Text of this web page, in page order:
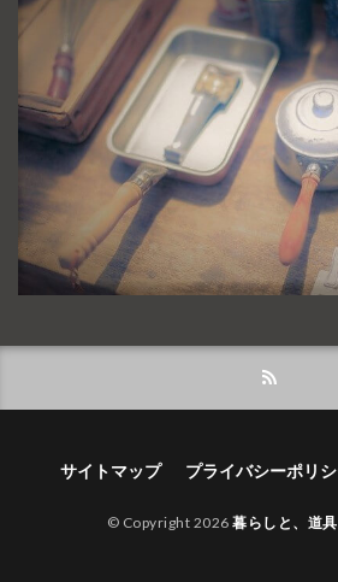
サイトマップ プライバシーポリ
© Copyright 2026暮らしと、道